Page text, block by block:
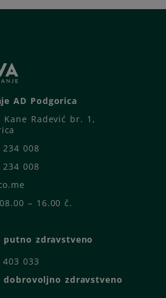
AD Podgorica
Kane Radević br. 1,
234 008
234 008
– 16.00 č.
putno zdravstveno
033
dobrovoljno zdravstveno